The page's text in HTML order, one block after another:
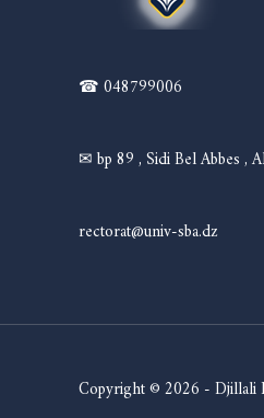
☎ 048799006
✉ bp 89 , Sidi Bel Abbes ,
rectorat@univ-sba.dz
Copyright © 2026 - Djillali